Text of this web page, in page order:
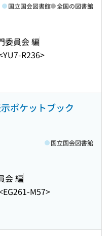
委員会 編
R236>
国立国会図書館 全国の図書館
ポケットブック
会 編
M57>
国立国会図書館